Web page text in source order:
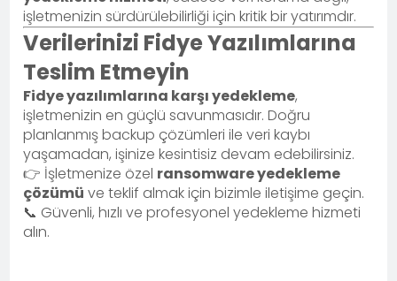
işletmenizin sürdürülebilirliği için kritik bir yatırımdır.
Verilerinizi Fidye Yazılımlarına
Teslim Etmeyin
Fidye yazılımlarına karşı yedekleme,
işletmenizin en güçlü savunmasıdır. Doğru
planlanmış backup çözümleri ile veri kaybı
yaşamadan, işinize kesintisiz devam edebilirsiniz.
👉 İşletmenize özel ransomware yedekleme
çözümü ve teklif almak için bizimle iletişime geçin.
📞 Güvenli, hızlı ve profesyonel yedekleme hizmeti
alın.